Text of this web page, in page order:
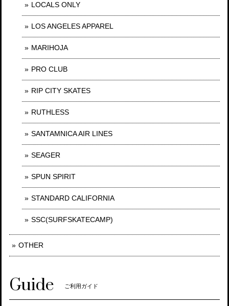
LOCALS ONLY
LOS ANGELES APPAREL
MARIHOJA
PRO CLUB
RIP CITY SKATES
RUTHLESS
SANTAMNICA AIR LINES
SEAGER
SPUN SPIRIT
STANDARD CALIFORNIA
SSC(SURFSKATECAMP)
OTHER
Guide ご利用ガイド